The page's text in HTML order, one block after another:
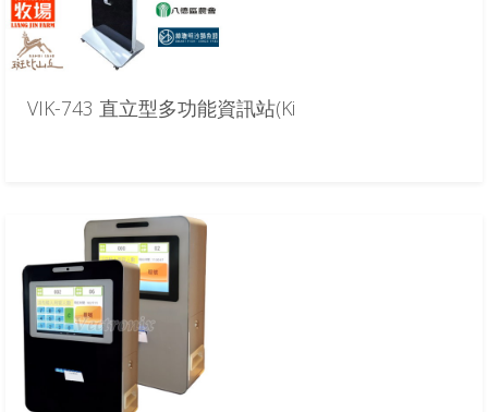
VIK-743 直立型多功能資訊站(Ki